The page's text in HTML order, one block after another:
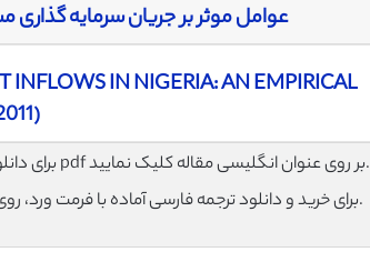
عوامل موثر بر جریان سرمایه گذاری
IN NIGERIA: AN EMPIRICAL
برای دانلود رایگان مقاله انگلیسی با فرمت pdf بر روی عنوان انگلیسی مقاله کلیک نمایید.
برای خرید و دانلود ترجمه فارسی آماده با فرمت ورد، روی عنوان فارسی مقاله کلیک کنید.